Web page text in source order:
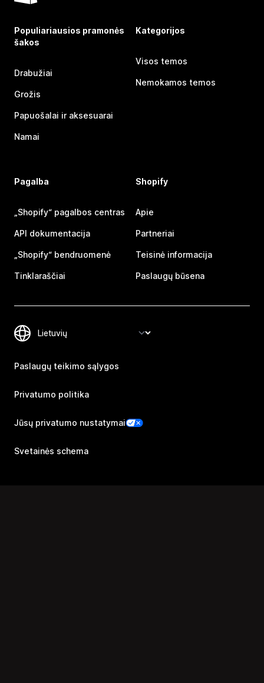
Populiariausios pramonės
šakos
Drabužiai
Grožis
Papuošalai ir aksesuarai
Namai
Kategorijos
Visos temos
Nemokamos temos
Pagalba
„Shopify“ pagalbos centras
API dokumentacija
„Shopify“ bendruomenė
Tinklaraščiai
Shopify
Apie
Partneriai
Teisinė informacija
Paslaugų būsena
Paslaugų teikimo sąlygos
Privatumo politika
Jūsų privatumo nustatymai
Svetainės schema